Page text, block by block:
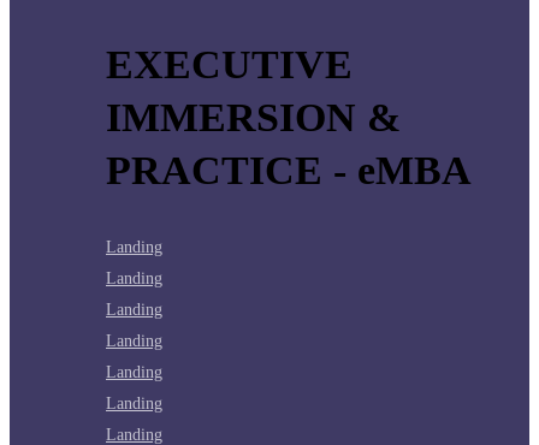
EXECUTIVE
IMMERSION &
PRACTICE - eMBA
Landing
Landing
Landing
Landing
Landing
Landing
Landing